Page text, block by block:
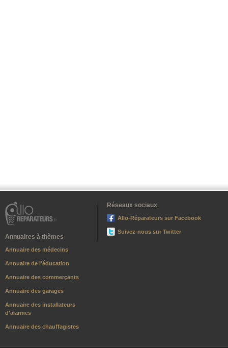
Annuaires à thèmes
Annuaire des médecins
Annuaire de l'éducation
Annuaire des commerçants
Annuaire des garages
Annuaire des installateurs
d'alarmes
Annuaire des chauffagistes
Réseaux sociaux
Allo-Réparateurs sur Facebook
Suivez-nous sur Twitter